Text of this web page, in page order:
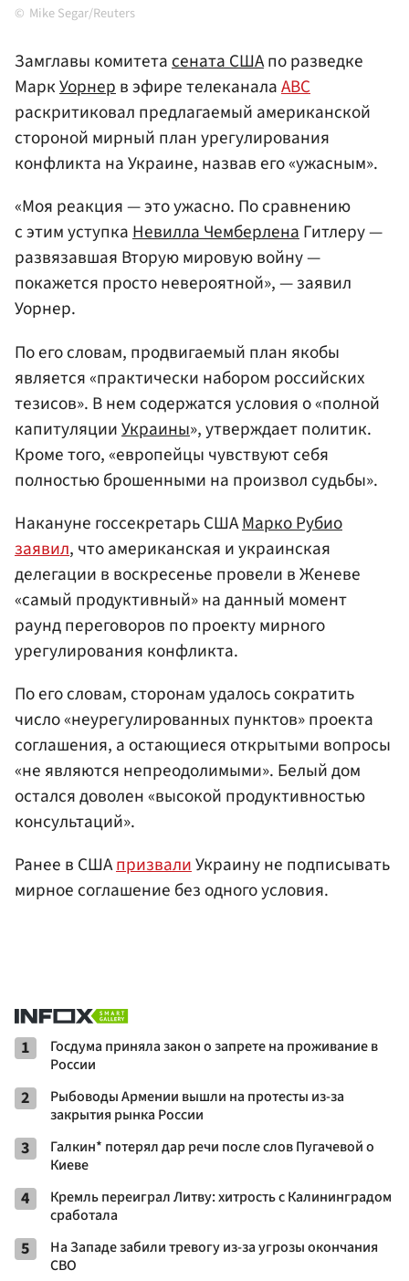
Mike Segar/Reuters
Замглавы комитетасенатаСШАпо разведке
МаркУорнерв эфире телеканалаABC
раскритиковал предлагаемый американской
стороной мирный план урегулирования
конфликта на Украине, назвав его «ужасным».
«Моя реакция — это ужасно. По сравнению
с этим уступкаНевилла ЧемберленаГитлеру —
развязавшая Вторую мировую войну —
покажется просто невероятной», — заявил
Уорнер.
По его словам, продвигаемый план якобы
является «практически набором российских
тезисов». В нем содержатся условия о «полной
капитуляцииУкраины», утверждает политик.
Кроме того, «европейцы чувствуют себя
полностью брошенными на произвол судьбы».
Накануне госсекретарь СШАМарко Рубио
заявил, что американская и украинская
делегации в воскресенье провели в Женеве
«самый продуктивный» на данный момент
раунд переговоров по проекту мирного
урегулирования конфликта.
По его словам, сторонам удалось сократить
число «неурегулированных пунктов» проекта
соглашения, а остающиеся открытыми вопросы
«не являются непреодолимыми». Белый дом
остался доволен «высокой продуктивностью
консультаций».
Ранее в СШАпризвалиУкраину не подписывать
мирное соглашение без одного условия.
1
Госдума приняла закон о запрете на проживание в
России
2
Рыбоводы Армении вышли на протесты из-за
закрытия рынка России
3
Галкин* потерял дар речи после слов Пугачевой о
Киеве
4
Кремль переиграл Литву: хитрость с Калининградом
сработала
5
На Западе забили тревогу из-за угрозы окончания
СВО